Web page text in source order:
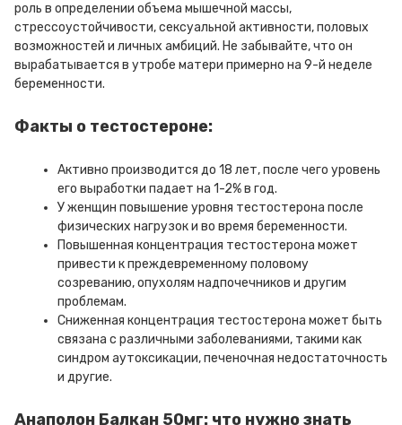
роль в определении объема мышечной массы,
стрессоустойчивости, сексуальной активности, половых
возможностей и личных амбиций. Не забывайте, что он
вырабатывается в утробе матери примерно на 9-й неделе
беременности.
Факты о тестостероне:
Активно производится до 18 лет, после чего уровень
его выработки падает на 1-2% в год.
У женщин повышение уровня тестостерона после
физических нагрузок и во время беременности.
Повышенная концентрация тестостерона может
привести к преждевременному половому
созреванию, опухолям надпочечников и другим
проблемам.
Сниженная концентрация тестостерона может быть
связана с различными заболеваниями, такими как
синдром аутоксикации, печеночная недостаточность
и другие.
Анаполон Балкан 50мг: что нужно знать